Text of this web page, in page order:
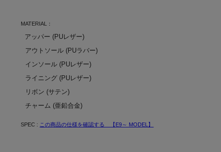
MATERIAL：
アッパー (PUレザー)
アウトソール (PUラバー)
インソール (PUレザー)
ライニング (PUレザー)
リボン (サテン)
チャーム (亜鉛合金)
SPEC : この商品の仕様を確認する 【E9～ MODEL】